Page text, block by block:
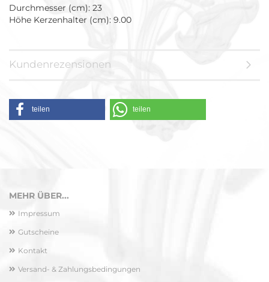
Durchmesser (cm): 23
Höhe Kerzenhalter (cm): 9.00
Kundenrezensionen
teilen teilen
MEHR ÜBER...
Impressum
Gutscheine
Kontakt
Versand- & Zahlungsbedingungen